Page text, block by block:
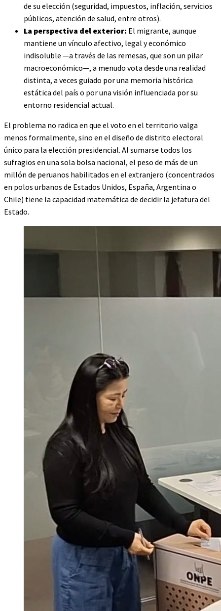
de su elección (seguridad, impuestos, inflación, servicios
públicos, atención de salud, entre otros).
La perspectiva del exterior: El migrante, aunque
mantiene un vínculo afectivo, legal y económico
indisoluble —a través de las remesas, que son un pilar
macroeconómico—, a menudo vota desde una realidad
distinta, a veces guiado por una memoria histórica
estática del país o por una visión influenciada por su
entorno residencial actual.
El problema no radica en que el voto en el territorio valga
menos formalmente, sino en el diseño de distrito electoral
único para la elección presidencial. Al sumarse todos los
sufragios en una sola bolsa nacional, el peso de más de un
millón de peruanos habilitados en el extranjero (concentrados
en polos urbanos de Estados Unidos, España, Argentina o
Chile) tiene la capacidad matemática de decidir la jefatura del
Estado.